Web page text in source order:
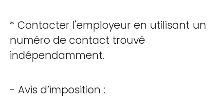
* Contacter l'employeur en utilisant un
numéro de contact trouvé
indépendamment.
- Avis d’imposition :